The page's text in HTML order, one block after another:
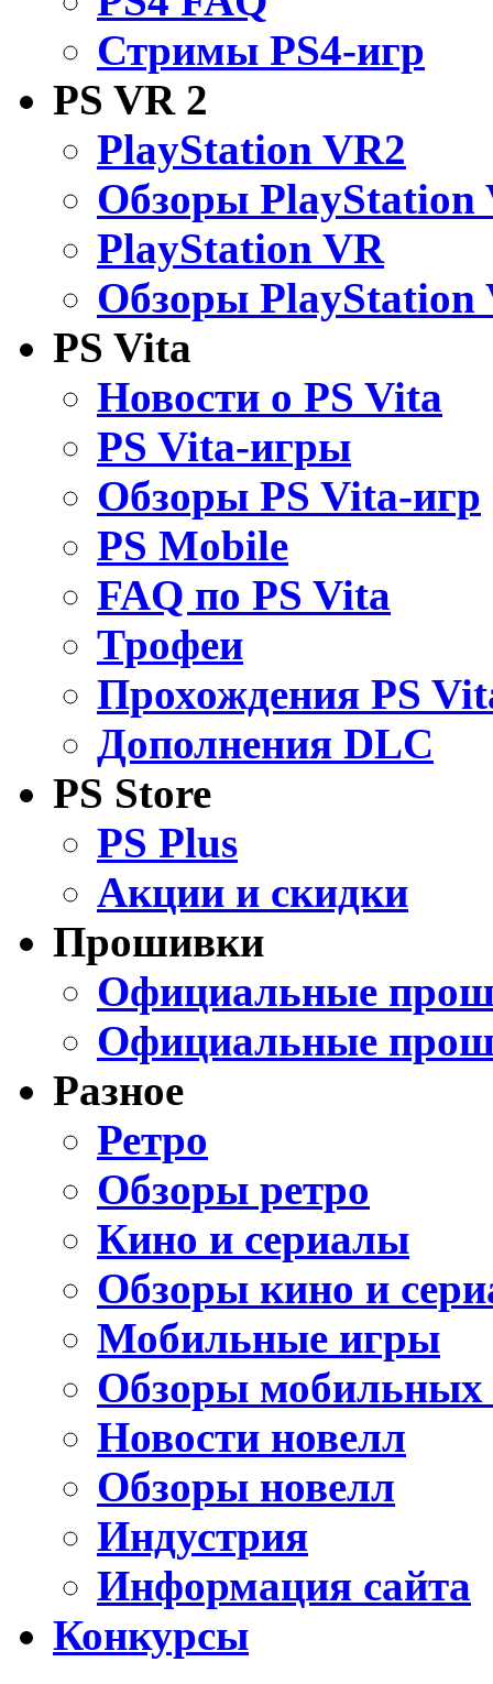
Стримы PS4-игр
PS VR 2
PlayStation VR2
Обзоры PlayStation
PlayStation VR
Обзоры PlayStation
PS Vita
Новости о PS Vita
PS Vita-игры
Обзоры PS Vita-игр
PS Mobile
FAQ по PS Vita
Трофеи
Прохождения PS
Дополнения DLC
PS Store
PS Plus
Акции и скидки
Прошивки
Официальные
Официальные
Разное
Ретро
Обзоры ретро
Кино и сериалы
Обзоры кино и
Мобильные игры
Обзоры мобильных
Новости новелл
Обзоры новелл
Индустрия
Информация сайта
Конкурсы